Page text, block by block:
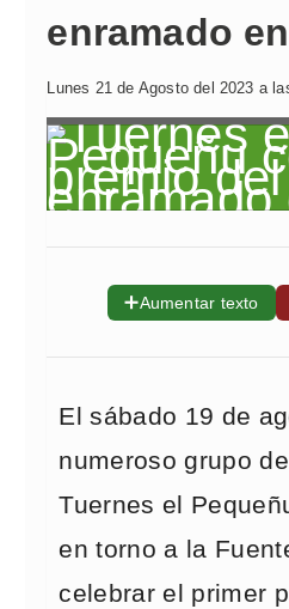
enramado
Lunes 21 de Agosto del 2023 a
➕Aumentar texto
El sábado 19 de
numeroso grupo
Tuernes el
en torno a la
celebrar el primer